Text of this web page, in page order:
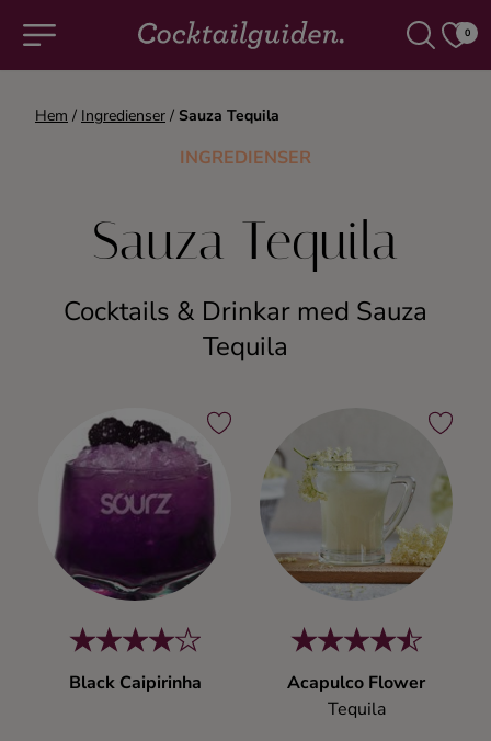
0
COCKTAILS & DRINKAR
Alkoholfritt
Champagne
Gin
Kaffe
Konjak
Likör
Hem / Ingredienser / Sauza Tequila
INGREDIENSER
Sauza Tequila
Cocktails & Drinkar med Sauza
Tequila
Black Caipirinha
Acapulco Flower
Tequila